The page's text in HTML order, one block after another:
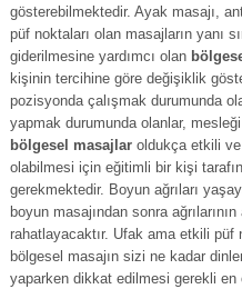
gösterebilmektedir. Ayak masajı,
püf noktaları olan masajların yanı
giderilmesine yardımcı olan
kişinin tercihine göre değişiklik
pozisyonda çalışmak durumunda
yapmak durumunda olanlar,
bölgesel masajlar oldukça etkili ve
olabilmesi için eğitimli bir kişi
gerekmektedir. Boyun ağrıları
boyun masajından sonra
rahatlayacaktır. Ufak ama etkili püf
bölgesel masajın sizi ne kadar
yaparken dikkat edilmesi gerekli en